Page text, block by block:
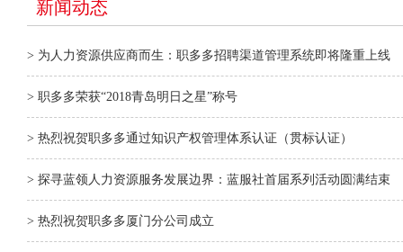
新闻动态
> 为人力资源供应商而生：职多多招聘渠道管理系统即将隆重上线
> 职多多荣获“2018青岛明日之星”称号
> 热烈祝贺职多多通过知识产权管理体系认证（贯标认证）
> 探寻蓝领人力资源服务发展边界：蓝服社首届系列活动圆满结束
> 热烈祝贺职多多厦门分公司成立